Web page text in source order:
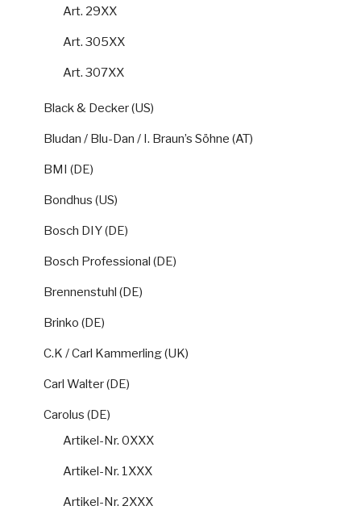
Art. 29XX
Art. 305XX
Art. 307XX
Black & Decker (US)
Bludan / Blu-Dan / I. Braun’s Söhne (AT)
BMI (DE)
Bondhus (US)
Bosch DIY (DE)
Bosch Professional (DE)
Brennenstuhl (DE)
Brinko (DE)
C.K / Carl Kammerling (UK)
Carl Walter (DE)
Carolus (DE)
Artikel-Nr. 0XXX
Artikel-Nr. 1XXX
Artikel-Nr. 2XXX